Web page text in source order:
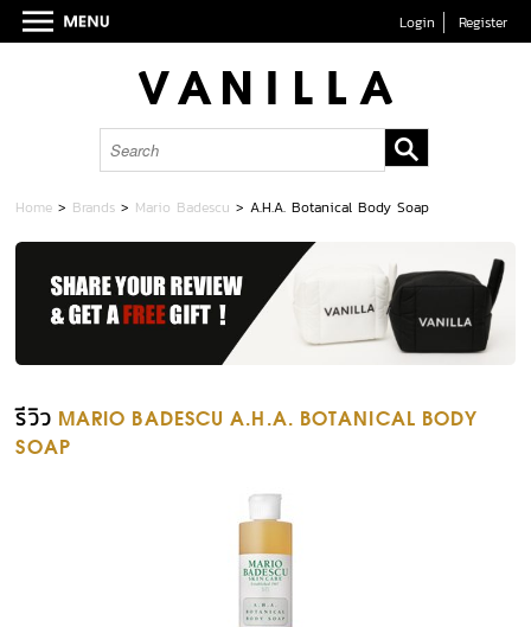
Login Register
Home > Brands > Mario Badescu >A.H.A. Botanical Body Soap
รีวิว MARIO BADESCU A.H.A. BOTANICAL BODY
SOAP